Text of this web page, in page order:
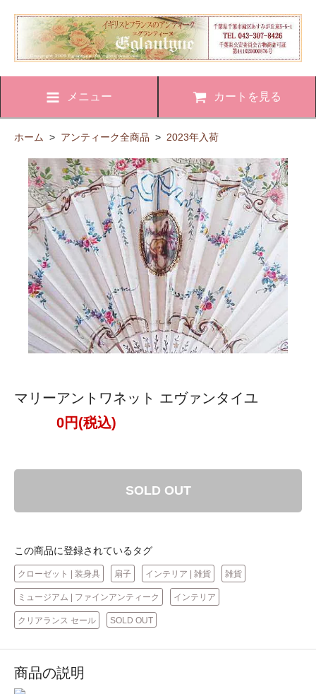
メニュー カートを見る
ホーム > アンティーク全商品 > 2023年入荷
マリーアントワネット エヴァンタイユ
0円(税込)
SOLD OUT
この商品に登録されているタグ
クローゼット | 装身具 扇子 インテリア | 雑貨 雑貨
ミュージアム | ファインアンティーク インテリア
クリアランス セール SOLD OUT
商品の説明